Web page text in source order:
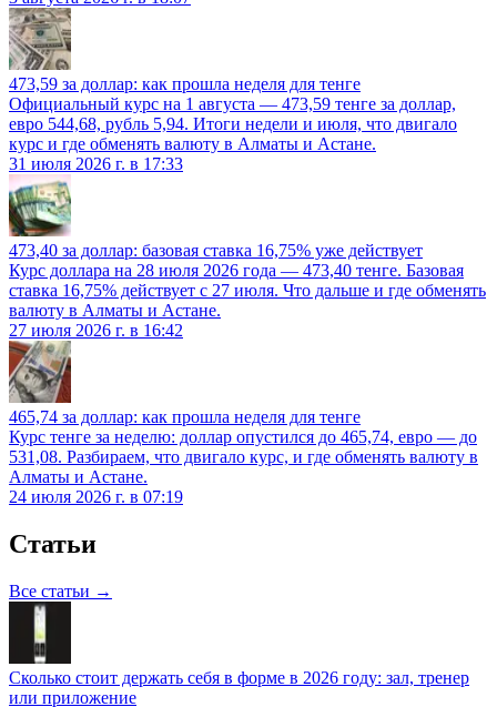
473,59 за доллар: как прошла неделя для тенге
Официальный курс на 1 августа — 473,59 тенге за доллар,
евро 544,68, рубль 5,94. Итоги недели и июля, что двигало
курс и где обменять валюту в Алматы и Астане.
31 июля 2026 г. в 17:33
473,40 за доллар: базовая ставка 16,75% уже действует
Курс доллара на 28 июля 2026 года — 473,40 тенге. Базовая
ставка 16,75% действует с 27 июля. Что дальше и где обменять
валюту в Алматы и Астане.
27 июля 2026 г. в 16:42
465,74 за доллар: как прошла неделя для тенге
Курс тенге за неделю: доллар опустился до 465,74, евро — до
531,08. Разбираем, что двигало курс, и где обменять валюту в
Алматы и Астане.
24 июля 2026 г. в 07:19
Статьи
Все статьи →
Сколько стоит держать себя в форме в 2026 году: зал, тренер
или приложение